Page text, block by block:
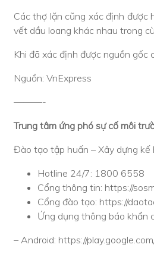
Các thợ lặn cũng xác định được
vết dầu loang khác nhau trong
Khi đã xác định được nguồn gốc
Nguồn: VnExpress
———-
Trung tâm ứng phó sự cố môi
Đào tạo tập huấn – Xây dựng kế
Hotline 24/7: 1800 6558
Cổng thông tin: https://
Cổng đào tạo: https://
Ứng dụng thông báo khẩn
– Android: https://